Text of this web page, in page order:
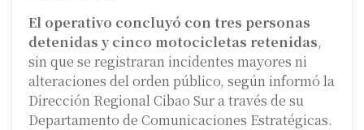
El operativo concluyó con tres personas
detenidas y cinco motocicletas retenidas,
sin que se registraran incidentes mayores ni
alteraciones del orden público, según informó la
Dirección Regional Cibao Sur a través de su
Departamento de Comunicaciones Estratégicas.